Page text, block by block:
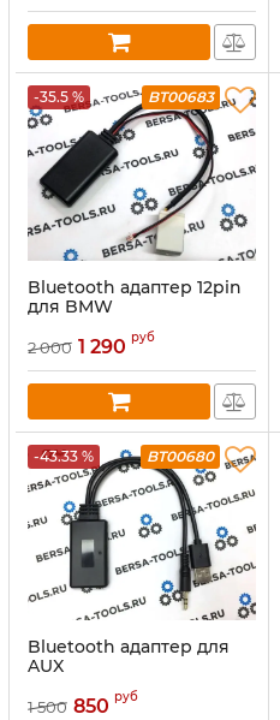
-35.5 % BT00683
Bluetooth адаптер 12pin
для BMW
2 000 1 290 руб
-43.33 % BT00680
Bluetooth адаптер для
AUX
1 500 850 руб